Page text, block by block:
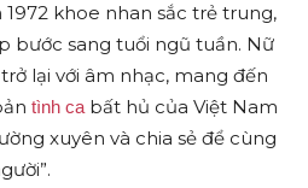
khoe nhan sắc trẻ trung,
bước sang tuổi ngũ tuần. Nữ
lại với âm nhạc, mang đến
tình cabất hủ của Việt Nam
xuyên và chia sẻ để cùng